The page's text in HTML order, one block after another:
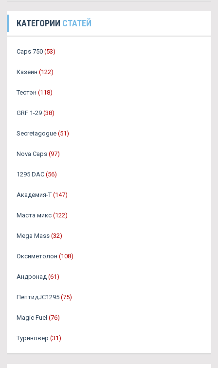
КАТЕГОРИИ СТАТЕЙ
Caps 750 (53)
Казеин (122)
Тестэн (118)
GRF 1-29 (38)
Secretagogue (51)
Nova Caps (97)
1295 DAC (56)
Академия-Т (147)
Маста микс (122)
Mega Mass (32)
Оксиметолон (108)
Андронад (61)
ПептидJC1295 (75)
Magic Fuel (76)
Туриновер (31)